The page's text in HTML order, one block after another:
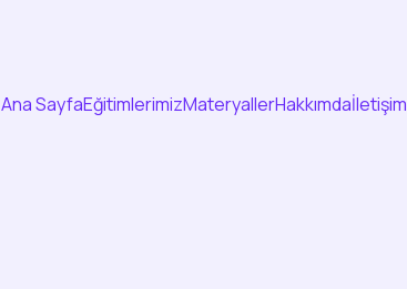
Ana SayfaEğitimlerimizMateryallerHakkımdaİletişim